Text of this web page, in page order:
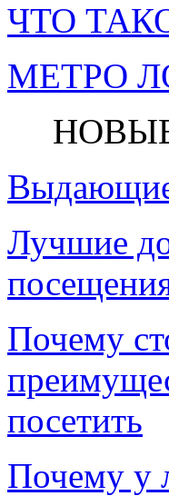
ЧТО
МЕТРО
НОВЫЕ
Лучшие
Почему
посетить
Почему у